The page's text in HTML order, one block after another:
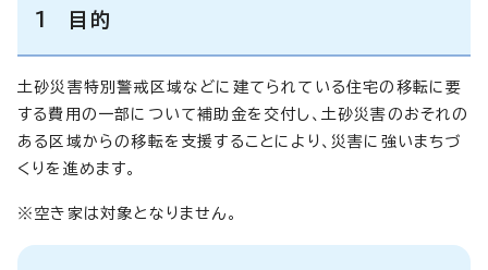
1 目的
土砂災害特別警戒区域などに建てられている住宅の移転に要
する費用の一部について補助金を交付し、土砂災害のおそれの
ある区域からの移転を支援することにより、災害に強いまちづ
くりを進めます。
※空き家は対象となりません。